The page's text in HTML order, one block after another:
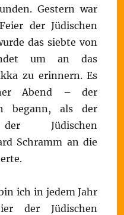
Gestern war
der Jüdischen
das siebte von
um an das
zu erinnern. Es
Abend – der
begann, als der
der Jüdischen
Schramm an die
ich in jedem Jahr
der Jüdischen